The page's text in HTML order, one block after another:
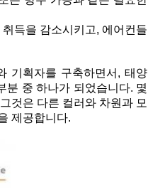
득을 감소시키고, 에어컨들
기획자를 구축하면서, 태양
분 중 하나가 되었습니다. 몇
것은 다른 컬러와 차원과 모
제공합니다.